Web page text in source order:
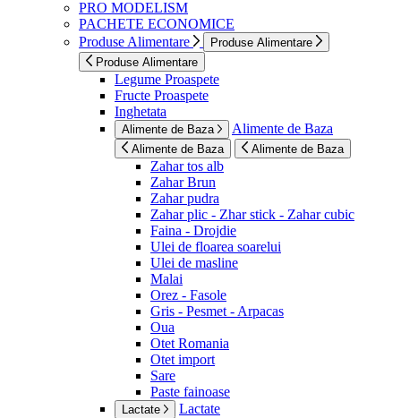
PRO MODELISM
PACHETE ECONOMICE
Produse Alimentare
Produse Alimentare
Produse Alimentare
Legume Proaspete
Fructe Proaspete
Inghetata
Alimente de Baza Alimente de Baza
Alimente de Baza Alimente de Baza
Zahar tos alb
Zahar Brun
Zahar pudra
Zahar plic - Zhar stick - Zahar cubic
Faina - Drojdie
Ulei de floarea soarelui
Ulei de masline
Malai
Orez - Fasole
Gris - Pesmet - Arpacas
Oua
Otet Romania
Otet import
Sare
Paste fainoase
Lactate Lactate